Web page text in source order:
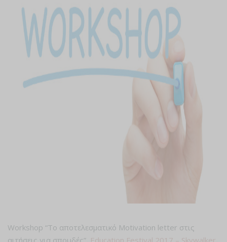
Workshop “Το αποτελεσματικό Μotivation letter στις
αιτήσεις για σπουδές”, Education Festival 2017 – Skywalker,